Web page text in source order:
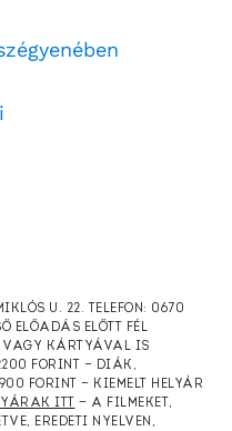
U. 22. TELEFON: 0670
ELŐADÁS ELŐTT FÉL
VAGY KÁRTYÁVAL IS
FORINT — DIÁK,
FORINT — KIEMELT HELYÁR
ITT
— A FILMEKET,
EREDETI NYELVEN,